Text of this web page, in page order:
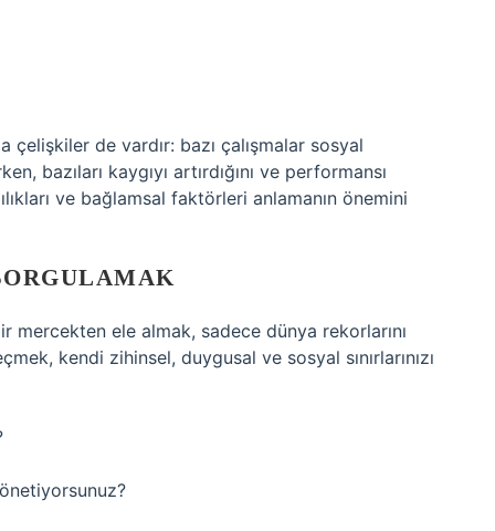
çelişkiler de vardır: bazı çalışmalar sosyal
bazıları kaygıyı artırdığını ve performansı
ve bağlamsal faktörleri anlamanın önemini
ele almak, sadece dünya rekorlarını
kendi zihinsel, duygusal ve sosyal sınırlarınızı